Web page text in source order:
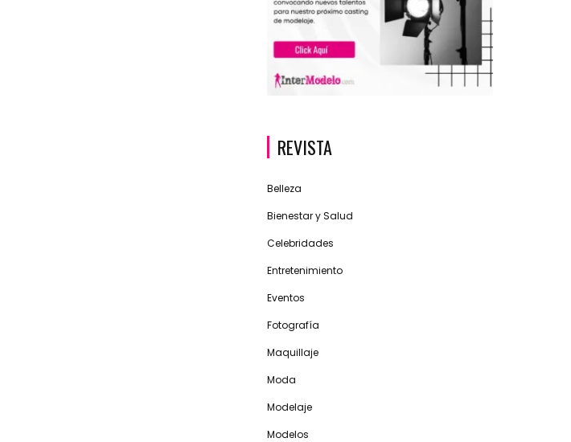
REVISTA
Belleza
Bienestar y Salud
Celebridades
Entretenimiento
Eventos
Fotografía
Maquillaje
Moda
Modelaje
Modelos